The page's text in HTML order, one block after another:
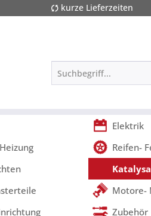
kurze Lieferzeiten
Elektrik
Reifen-
Motore-
Zubehör